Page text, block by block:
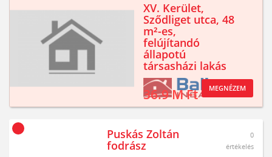
XV. Kerület,
Sződliget utca, 48
m²-es,
felújítandó
állapotú
társasházi lakás
36.9 M Ft MEGNÉZEM
Puskás Zoltán
fodrász
0
értékelés